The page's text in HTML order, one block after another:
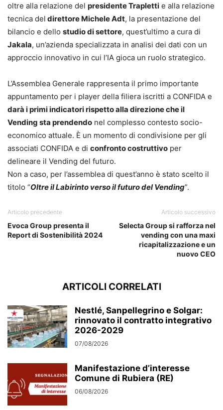
oltre alla relazione del presidente Trapletti e alla relazione
tecnica del direttore Michele Adt, la presentazione del
bilancio e dello studio di settore, quest’ultimo a cura di
Jakala, un’azienda specializzata in analisi dei dati con un
approccio innovativo in cui l’IA gioca un ruolo strategico.
L’Assemblea Generale rappresenta il primo importante
appuntamento per i player della filiera iscritti a CONFIDA e
darà i primi indicatori rispetto alla direzione che il
Vending sta prendendo nel complesso contesto socio-
economico attuale. È un momento di condivisione per gli
associati CONFIDA e di confronto costruttivo per
delineare il Vending del futuro.
Non a caso, per l’assemblea di quest’anno è stato scelto il
titolo “Oltre il Labirinto verso il futuro del Vending”.
Articolo precedente
Evoca Group presenta il
Report di Sostenibilità 2024
Articolo successivo
Selecta Group si rafforza nel
vending con una maxi
ricapitalizzazione e un
nuovo CEO
ARTICOLI CORRELATI
Nestlé, Sanpellegrino e Solgar:
rinnovato il contratto integrativo
2026-2029
07/08/2026
Manifestazione d’interesse
Comune di Rubiera (RE)
06/08/2026